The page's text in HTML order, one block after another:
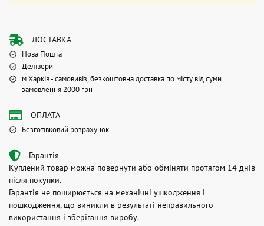
ДОСТАВКА
Нова Пошта
Делівери
м.Харків - самовивіз, безкоштовна доставка по місту від суми
замовлення 2000 грн
ОПЛАТА
Безготівковий розрахунок
Гарантія
Куплений товар можна повернути або обміняти протягом 14 днів
після покупки.
Гарантія не поширюється на механічні ушкодження і
пошкодження, що виникли в результаті неправильного
використання і зберігання виробу.